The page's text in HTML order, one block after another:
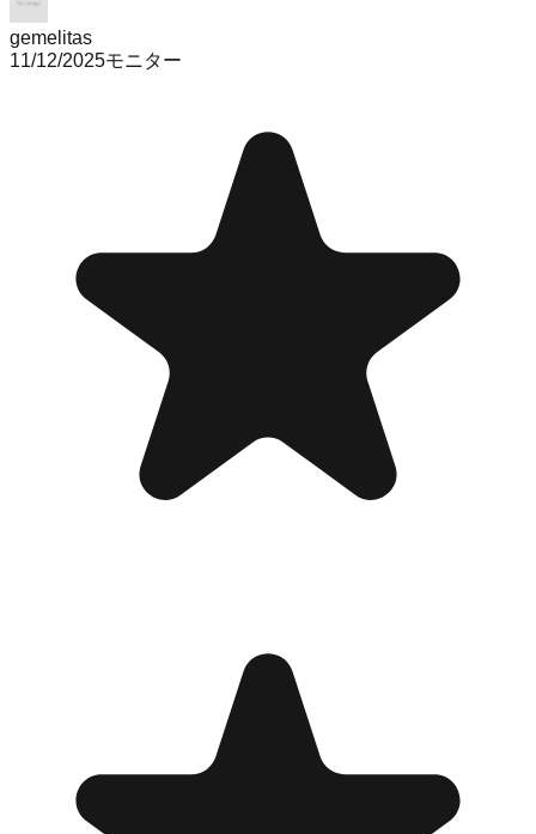
gemelitas
11/12/2025モニター